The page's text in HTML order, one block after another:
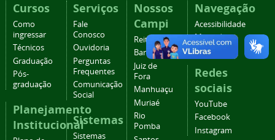
Cursos
Como
ingressar
Técnicos
Graduação
Pós-
graduação
Planejamento
Institucional
Serviços
Fale
Conosco
Ouvidoria
Perguntas
Frequentes
Comunicação
Social
Sistemas
Sistemas
Nossos
Campi
Reitoria
Barbacena
Juiz de
Fora
Manhuaçu
Muriaé
Rio
Pomba
Navegação
Acessibilidade
Mapa do
site
Redes
sociais
YouTube
Facebook
Instagram